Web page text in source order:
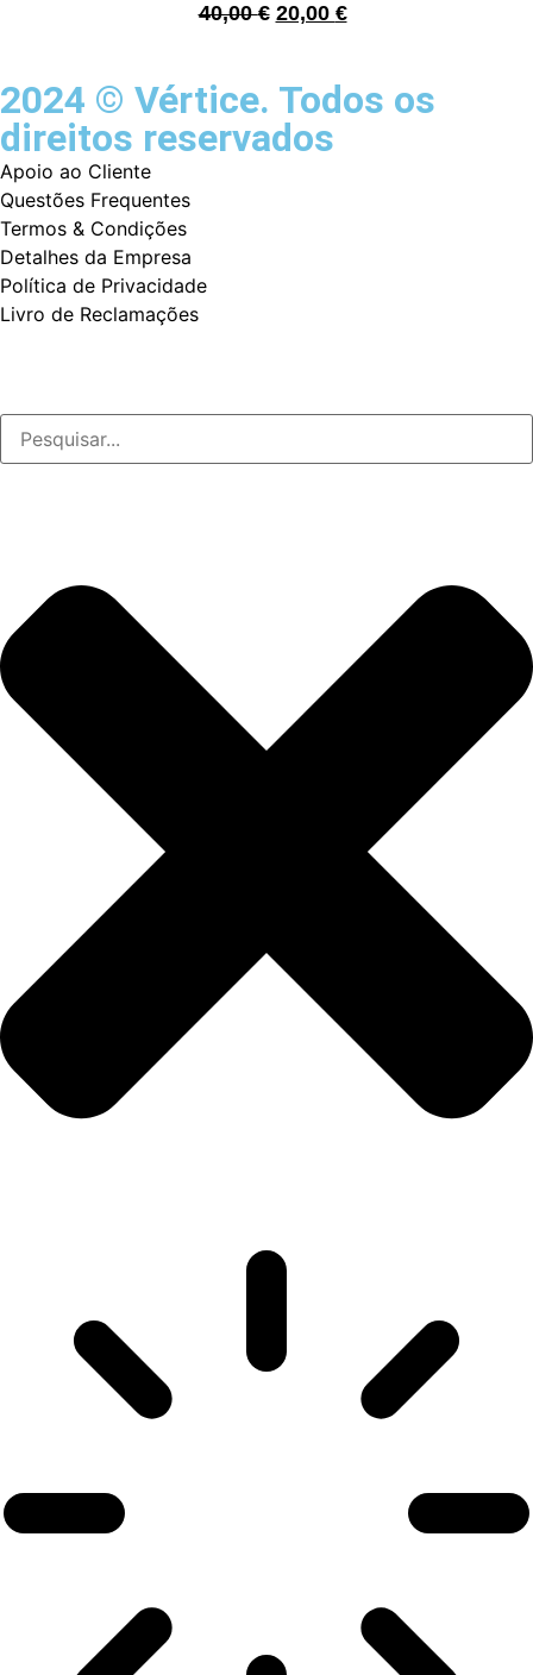
40,00€ 20,00 €
2024 © Vértice. Todos os
direitos reservados
Apoio ao Cliente
Questões Frequentes
Termos & Condições
Detalhes da Empresa
Política de Privacidade
Livro de Reclamações